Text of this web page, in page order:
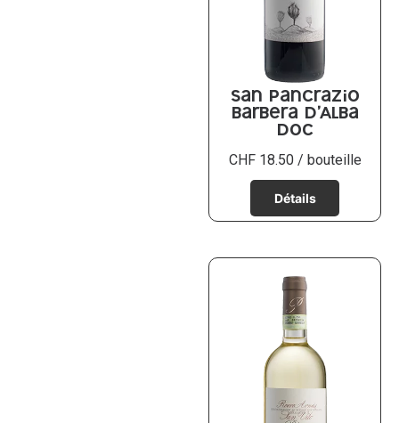
San Pancrazio
Barbera d’Alba
DOC
CHF18.50 / bouteille